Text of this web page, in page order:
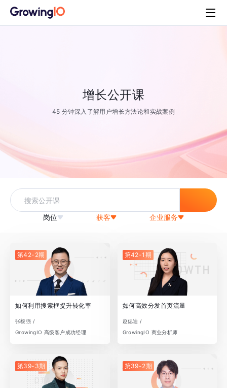
增长公开课
45 分钟深入了解用户增长方法论和实战案例
岗位 获客 企业服务
第42-2期
如何利用搜索框提升转化率
张毅强 /
GrowingIO 高级客户成功经理
第42-1期
如何高效分发首页流量
赵偲迪 /
GrowingIO 商业分析师
第39-3期 第39-2期